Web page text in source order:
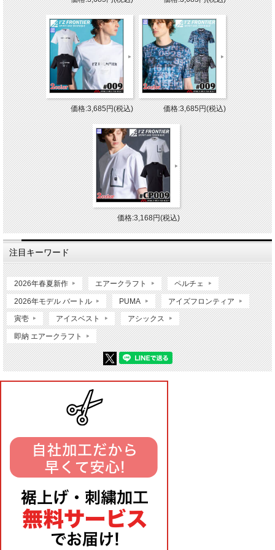
価格:3,685円(税込) 価格:3,685円(税込)
価格:3,168円(税込)
注目キーワード
2026年春夏新作 エアークラフト ペルチェ
2026年モデル バートル PUMA アイズフロンティア
寅壱 アイスベスト アシックス
即納 エアークラフト